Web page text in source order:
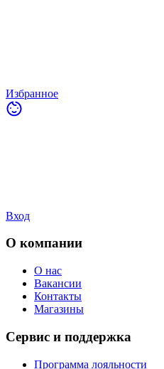
Избранное
Вход
О компании
О нас
Вакансии
Контакты
Магазины
Сервис и поддержка
Программа лояльности